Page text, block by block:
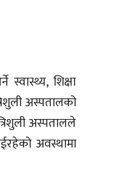
स्वास्थ्य, शिक्षा
अस्पतालको
अस्पतालले
अवस्थामा